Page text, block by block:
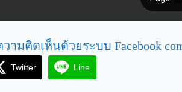
มคิดเห็นด้วยระบบ Facebook
Twitter Line